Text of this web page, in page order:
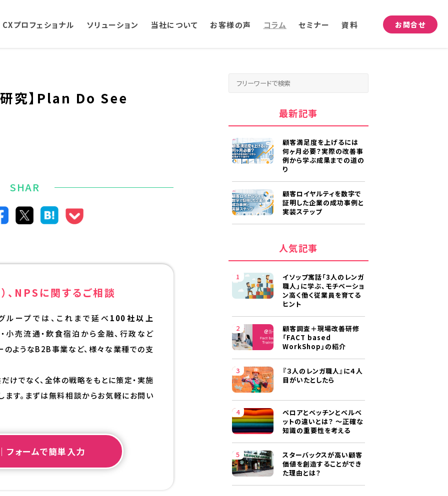
CXプロフェショナル ソリューション 当社について お客様の声 コラム セミナー 資料 お問合せ
究】Plan Do See
SHAR
、NPSに関するご相談
ループでは、これまで延べ 100社以上
小売流通・飲食宿泊から金融、行政など
ようなB2B事業など、様々な業種での支
けでなく、全体の戦略をもとに策定・実施
ます。まずは無料相談からお気軽にお問い
フォームで簡単入力
最新記事
顧客満足度を上げるには
何ヶ月必要？実際の改善事
例から学ぶ成果までの道の
り
顧客ロイヤルティを数字で
証明した企業の成功事例と
実装ステップ
人気記事
イソップ寓話「3人のレンガ
職人」に学ぶ、モチベーショ
ン高く働く従業員を育てる
ヒント
顧客調査＋現場改善研修
「FACT based
WorkShop」の紹介
『３人のレンガ職人』に４人
目がいたとしたら
ベロアとベッチンとベルベ
ットの違いとは？ ～正確な
知識の重要性を考える
スターバックスが高い顧客
価値を創造することができ
た理由とは？